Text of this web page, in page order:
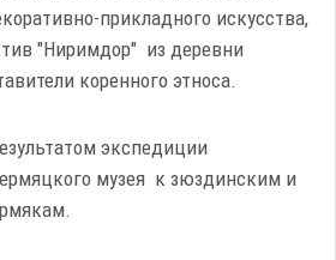
прикладного искусства,
"Ниримдор" из деревни
коренного этноса.
экспедиции
музея к зюздинским и